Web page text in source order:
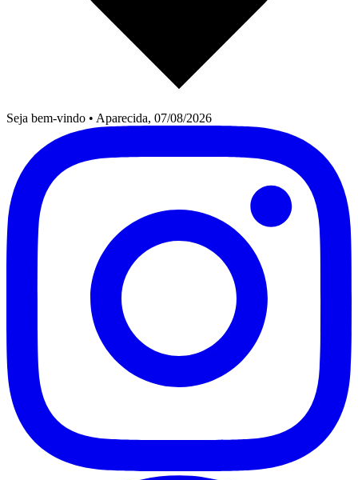
Seja bem-vindo • Aparecida, 07/08/2026